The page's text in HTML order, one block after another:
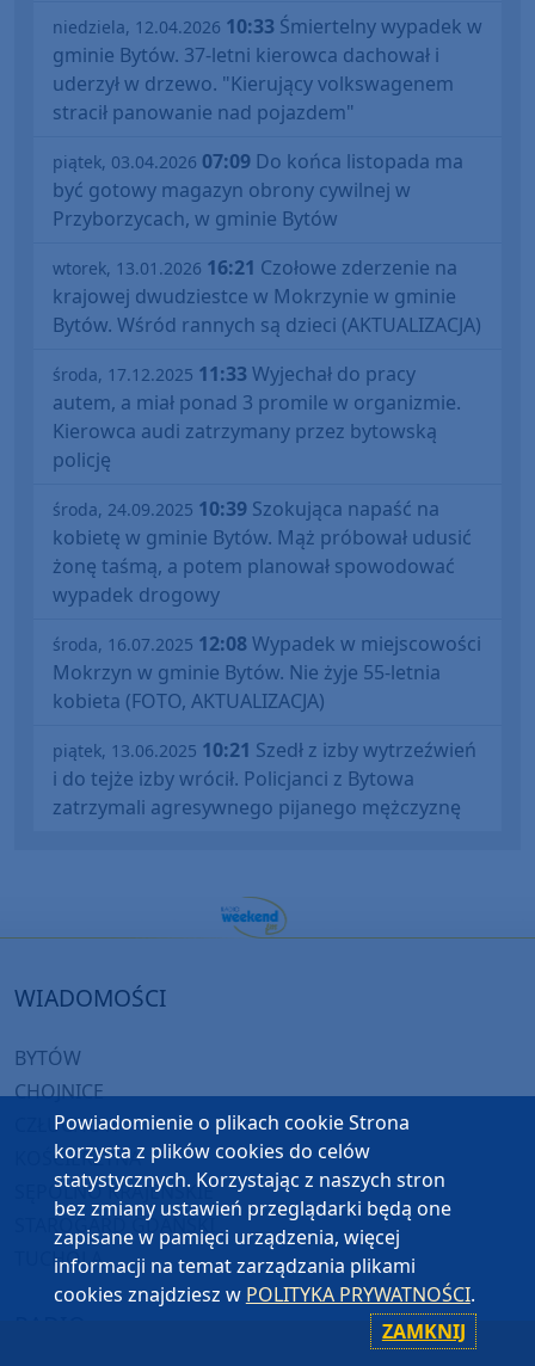
niedziela, 12.04.2026 10:33 Śmiertelny wypadek w
gminie Bytów. 37-letni kierowca dachował i
uderzył w drzewo. "Kierujący volkswagenem
stracił panowanie nad pojazdem"
piątek, 03.04.2026 07:09 Do końca listopada ma
być gotowy magazyn obrony cywilnej w
Przyborzycach, w gminie Bytów
wtorek, 13.01.2026 16:21 Czołowe zderzenie na
krajowej dwudziestce w Mokrzynie w gminie
Bytów. Wśród rannych są dzieci (AKTUALIZACJA)
środa, 17.12.2025 11:33Wyjechał do pracy
autem, a miał ponad 3 promile w organizmie.
Kierowca audi zatrzymany przez bytowską
policję
środa, 24.09.2025 10:39 Szokująca napaść na
kobietę w gminie Bytów. Mąż próbował udusić
żonę taśmą, a potem planował spowodować
wypadek drogowy
środa, 16.07.2025 12:08Wypadek w miejscowości
Mokrzyn w gminie Bytów. Nie żyje 55-letnia
kobieta (FOTO, AKTUALIZACJA)
piątek, 13.06.2025 10:21 Szedł z izby wytrzeźwień
i do tejże izby wrócił. Policjanci z Bytowa
zatrzymali agresywnego pijanego mężczyznę
WIADOMOŚCI
BYTÓW
CHOJNICE
CZŁUCHÓW
KOŚCIERZYNA
SĘPÓLNO KRAJEŃSKIE
STAROGARD GDAŃSKI
TUCHOLA
Powiadomienie o plikach cookie Strona
korzysta z plików cookies do celów
statystycznych. Korzystając z naszych stron
bez zmiany ustawień przeglądarki będą one
zapisane w pamięci urządzenia, więcej
informacji na temat zarządzania plikami
cookies znajdziesz w POLITYKA PRYWATNOŚCI.
ZAMKNIJ